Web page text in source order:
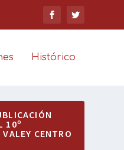
Histórico
10º
CENTRO